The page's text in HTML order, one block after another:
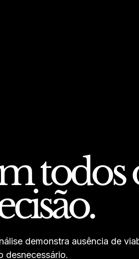
todos
demonstra ausência de
desnecessário.